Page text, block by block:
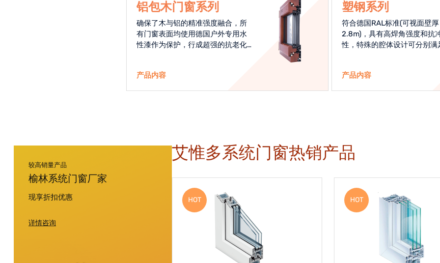
铝包木门窗系列
确保了木与铝的精准强度融合，所
有门窗表面均使用德国户外专用水
性漆作为保护，行成超强的抗老化
产品内容
塑钢系列
符合德国RAL标准(可视面壁厚
2.8m)，具有高焊角强度和抗
性，特殊的腔体设计可分别满
产品内容
较高销量产品
榆林系统门窗厂家
现享折扣优惠
详情咨询
艾惟多系统门窗热销产品
HOT HOT HOT